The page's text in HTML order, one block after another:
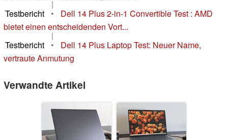
|
Testbericht
•
Dell 14 Plus 2-in-1 Convertible Test : AMD
bietet einen entscheidenden Vort...
|
Testbericht
•
Dell 14 Plus Laptop Test: Neuer Name,
vertraute Anmutung
Verwandte Artikel